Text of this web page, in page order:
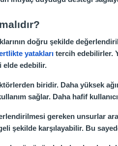
doğru şekilde
yatakları tercih edebilirler.
elde edebilir.
biridir. Daha yüksek
sağlar. Daha hafif
gereken unsurlar
şekilde karşılayabilir. Bu